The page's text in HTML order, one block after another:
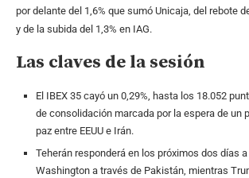
por delante del 1,6% que sumó Unicaja, del rebote
y de la subida del 1,3% en IAG.
Las claves de la sesión
El IBEX 35 cayó un 0,29%, hasta los 18.052
de consolidación marcada por la espera de un
paz entre EEUU e Irán.
Teherán responderá en los próximos dos días
Washington a través de Pakistán, mientras